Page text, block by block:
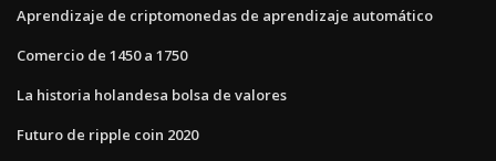
Aprendizaje de criptomonedas de aprendizaje automático
Comercio de 1450 a 1750
La historia holandesa bolsa de valores
Futuro de ripple coin 2020